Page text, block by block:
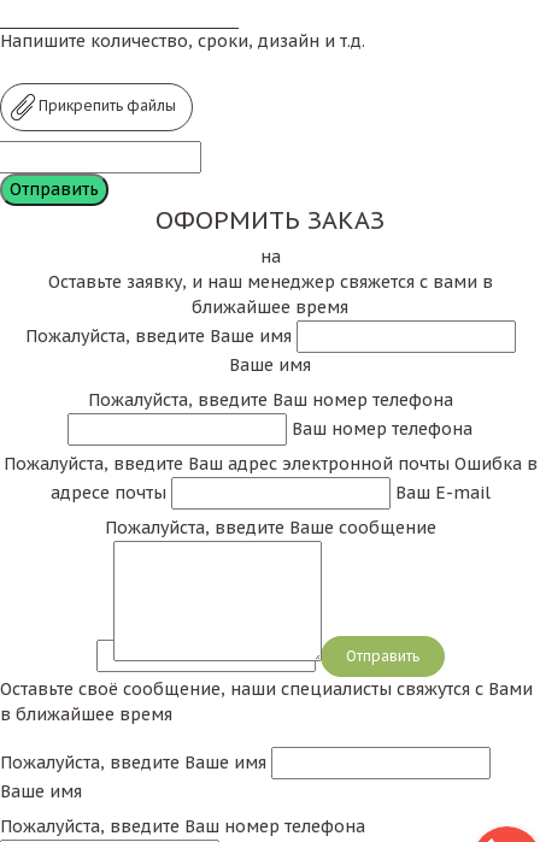
Напишите количество, сроки, дизайн и т.д.
Прикрепить файлы
ОФОРМИТЬ ЗАКАЗ
на
Оставьте заявку, и наш менеджер свяжется с вами в
ближайшее время
Пожалуйста, введите Ваше имя
Ваше имя
Пожалуйста, введите Ваш номер телефона
Ваш номер телефона
Пожалуйста, введите Ваш адрес электронной почты Ошибка в
адресе почты
Ваш E-mail
Пожалуйста, введите Ваше сообщение
Сообщение
Оставьте своё сообщение, наши специалисты свяжутся с Вами
в ближайшее время
Пожалуйста, введите Ваше имя
Ваше имя
Пожалуйста, введите Ваш номер телефона